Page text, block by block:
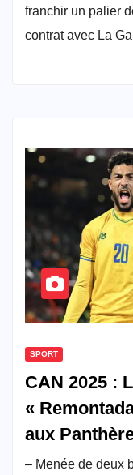
franchir un palier
contrat avec La
SPORT
CAN 2025 :
«
aux
– Menée de deux